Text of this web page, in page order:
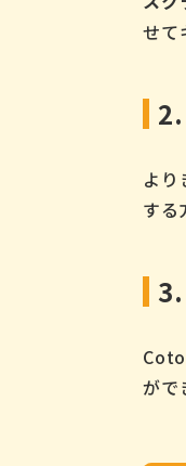
せて
よ
する
がで